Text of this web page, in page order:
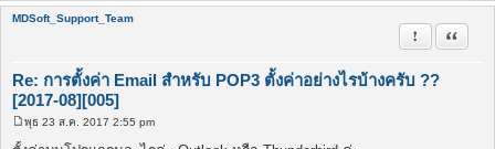
MDSoft_Support_Team
Re: การตั้งค่า Email สำหรับ POP3 ตั้งค่าอย่างไรบ้างครับ ??
[2017-08][005]
รายงานในข้
อ้างคำ
โ
พ
พุธ 23 ส.ค. 2017 2:55 pm